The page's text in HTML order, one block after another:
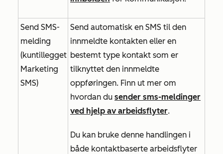
Send SMS-
melding
(kuntillegget
Marketing
SMS)
Send automatisk en SMS til den
innmeldte kontakten eller en
bestemt type kontakt som er
tilknyttet den innmeldte
oppføringen. Finn ut mer om
hvordan du sender sms-meldinger
ved hjelp av arbeidsflyter.
Du kan bruke denne handlingen i
både kontaktbaserte arbeidsflyter